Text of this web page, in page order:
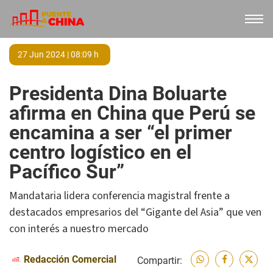
27 Jun 2024 | 08:09 h
Presidenta Dina Boluarte
afirma en China que Perú se
encamina a ser “el primer
centro logístico en el
Pacífico Sur”
Mandataria lidera conferencia magistral frente a
destacados empresarios del “Gigante del Asia” que ven
con interés a nuestro mercado
Redacción Comercial Compartir: